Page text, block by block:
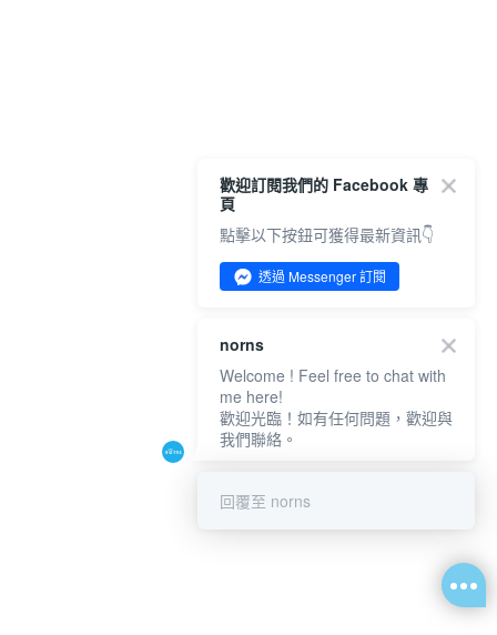
歡迎訂閱我們的 Facebook 專
頁
點擊以下按鈕可獲得最新資訊👇
透過 Messenger 訂閱
norns
Welcome ! Feel free to chat with
me here!
歡迎光臨！如有任何問題，歡迎與
我們聯絡。
回覆至 norns